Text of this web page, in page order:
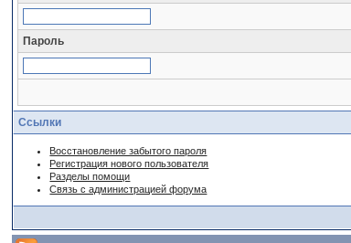
Пароль
Ссылки
Восстановление забытого пароля
Регистрация нового пользователя
Разделы помощи
Связь с администрацией форума